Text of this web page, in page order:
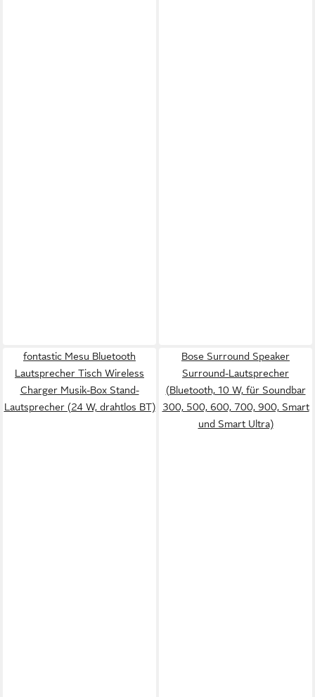
fontastic Mesu Bluetooth
Lautsprecher Tisch Wireless
Charger Musik-Box Stand-
Lautsprecher (24 W, drahtlos BT)
Bose Surround Speaker
Surround-Lautsprecher
(Bluetooth, 10 W, für Soundbar
300, 500, 600, 700, 900, Smart
und Smart Ultra)